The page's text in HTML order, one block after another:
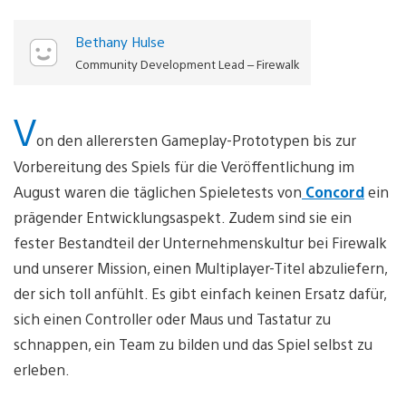
Bethany Hulse
Community Development Lead – Firewalk
Von den allerersten Gameplay-Prototypen bis zur
Vorbereitung des Spiels für die Veröffentlichung im
August waren die täglichen Spieletests von Concordein
prägender Entwicklungsaspekt. Zudem sind sie ein
fester Bestandteil der Unternehmenskultur bei Firewalk
und unserer Mission, einen Multiplayer-Titel abzuliefern,
der sich toll anfühlt. Es gibt einfach keinen Ersatz dafür,
sich einen Controller oder Maus und Tastatur zu
schnappen, ein Team zu bilden und das Spiel selbst zu
erleben.